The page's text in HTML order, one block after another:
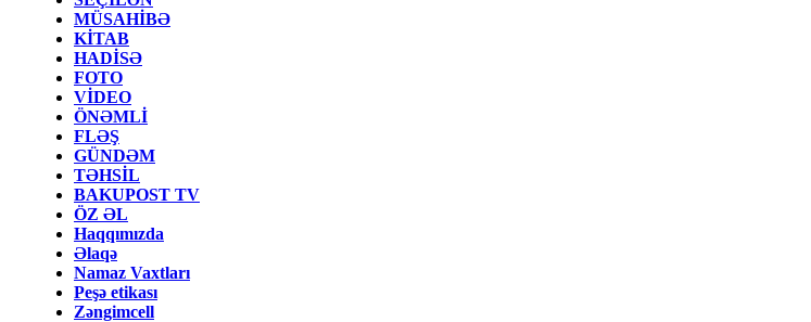
MÜSAHİBƏ
KİTAB
HADİSƏ
FOTO
VİDEO
ÖNƏMLİ
FLƏŞ
GÜNDƏM
TƏHSİL
BAKUPOST TV
ÖZ ƏL
Haqqımızda
Əlaqə
Namaz Vaxtları
Peşə etikası
Zəngimcell